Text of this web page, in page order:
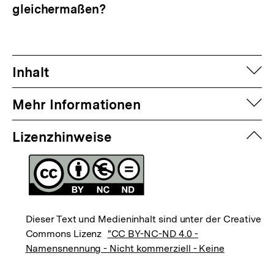
gleichermaßen?
Inhalt
Mehr Informationen
Lizenzhinweise
Dieser Text und Medieninhalt sind unter der Creative
Commons Lizenz "CC BY-NC-ND 4.0 -
Namensnennung - Nicht kommerziell - Keine